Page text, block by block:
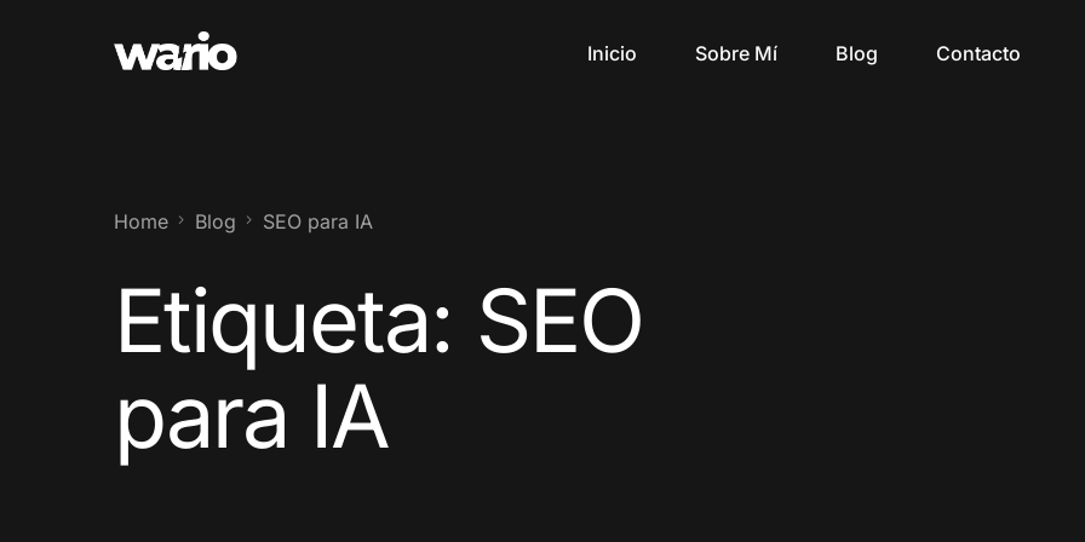
Inicio Sobre Mí Blog Contacto
Home Blog SEO para IA
Etiqueta: SEO
para IA